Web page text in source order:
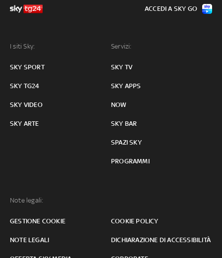
I siti Sky:
SKY SPORT
SKY TG24
SKY VIDEO
SKY ARTE
Servizi:
SKY TV
SKY APPS
NOW
SKY BAR
SPAZI SKY
PROGRAMMI
Note legali:
GESTIONE COOKIE COOKIE POLICY
NOTE LEGALI DICHIARAZIONE DI ACCESSIBILITÀ
ACCEDI A SKY GO